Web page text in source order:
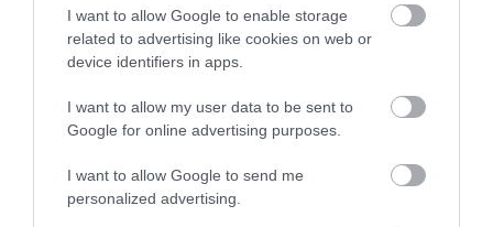
I want to allow Google to enable storage
related to advertising like cookies on web or
device identifiers in apps.
I want to allow my user data to be sent to
Google for online advertising purposes.
I want to allow Google to send me
personalized advertising.
10/08/2026
ΑΠΟΔΡΑΣΕΙΣ ΣΤΗΝ
ΑΝΔΡΟ